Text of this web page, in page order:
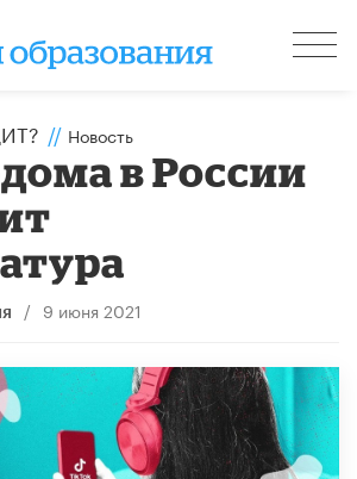
// Новость
в России
/ 9 июня 2021